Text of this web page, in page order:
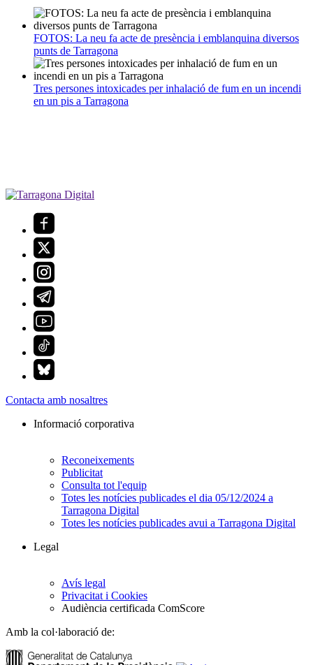
FOTOS: La neu fa acte de presència i emblanquina diversos
punts de Tarragona
Tres persones intoxicades per inhalació de fum en un incendi
en un pis a Tarragona
Contacta amb nosaltres
Informació corporativa
Reconeixements
Publicitat
Consulta tot l'equip
Totes les notícies publicades el dia 05/12/2024 a
Tarragona Digital
Totes les notícies publicades avui a Tarragona Digital
Legal
Avís legal
Privacitat i Cookies
Audiència certificada ComScore
Amb la col·laboració de: